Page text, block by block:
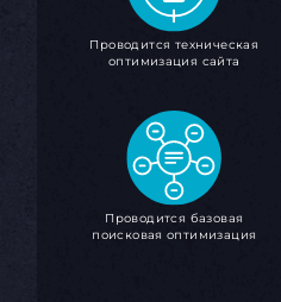
Проводится техническая
оптимизация сайта
Проводится базовая
поисковая оптимизация